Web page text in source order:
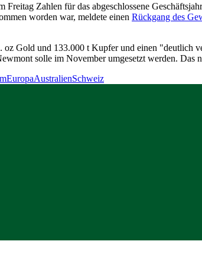
Zahlen für das abgeschlossene
worden war, meldete einen Rückgang des
Gold und 133.000 t Kupfer und einen "deutlich
solle im November umgesetzt werden.
EuropaAustralienSchweiz